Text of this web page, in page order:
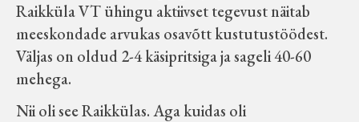
Raikküla VT ühingu aktiivset tegevust näitab
meeskondade arvukas osavõtt kustutustöödest.
Väljas on oldud 2-4 käsipritsiga ja sageli 40-60
mehega.
Nii oli see Raikkülas. Aga kuidas oli